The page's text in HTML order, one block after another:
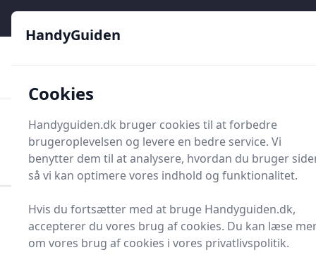
HandyGuiden
Søg nu
Søg nu
Forside Renovering og Byggeri
Værktøj
Håndværktøj
Nøgler og nøglesæt Ringgaffelnøgle
HandyGuiden
Cookies
Handyguiden.dk bruger cookies til at forbedre
brugeroplevelsen og levere en bedre service. Vi
benytter dem til at analysere, hvordan du bruger
så vi kan optimere vores indhold og funktionalitet.
Hvis du fortsætter med at bruge Handyguiden.dk,
accepterer du vores brug af cookies. Du kan læse
om vores brug af cookies i vores privatlivspolitik.